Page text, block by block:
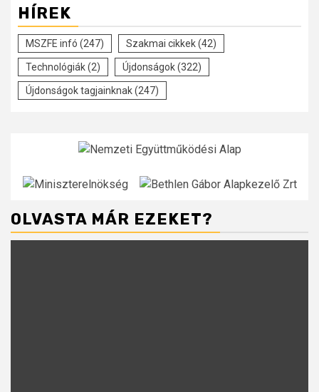
HÍREK
MSZFE infó (247) Szakmai cikkek(42)
Technológiák(2) Újdonságok(322)
Újdonságok tagjainknak(247)
OLVASTA MÁR EZEKET?